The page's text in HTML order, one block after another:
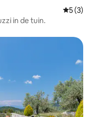
5 (3)
in de tuin.